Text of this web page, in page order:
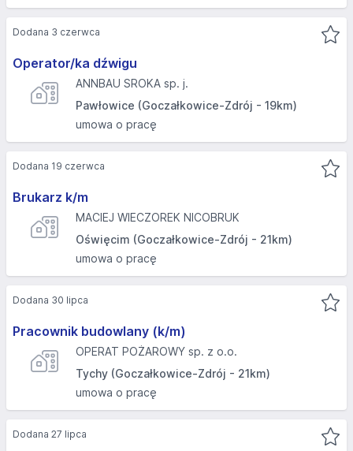
Operator/ka dźwigu
ANNBAU SROKA sp. j.
Pawłowice (Goczałkowice-Zdrój - 19km)
umowa o pracę
Dodana 3 czerwca
Brukarz k/m
MACIEJ WIECZOREK NICOBRUK
Oświęcim (Goczałkowice-Zdrój - 21km)
umowa o pracę
Dodana 19 czerwca
Pracownik budowlany (k/m)
OPERAT POŻAROWY sp. z o.o.
Tychy (Goczałkowice-Zdrój - 21km)
umowa o pracę
Dodana 30 lipca
Dodana 27 lipca